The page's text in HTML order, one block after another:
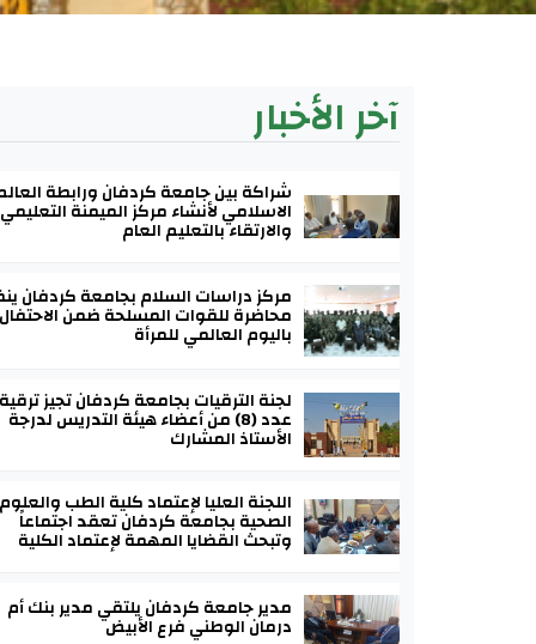
آخر الأخبار
شراكة بين جامعة كردفان ورابطة
الاسلامي لأنشاء مركز الميمنة التعليمي
والارتقاء بالتعليم العام
مركز دراسات السلام بجامعة كردفان
محاضرة للقوات المسلحة ضمن الاحتفال
باليوم العالمي للمرأة
لجنة الترقيات بجامعة كردفان تجيز ترقية
عدد (8) من أعضاء هيئة التدريس لدرجة
الأستاذ المشارك
اللجنة العليا لإعتماد كلية الطب والعلوم
الصحية بجامعة كردفان تعقد اجتماعاً
وتبحث القضايا المهمة لإعتماد الكلية
مدير جامعة كردفان يلتقي مدير بنك أم
درمان الوطني فرع الأبيض